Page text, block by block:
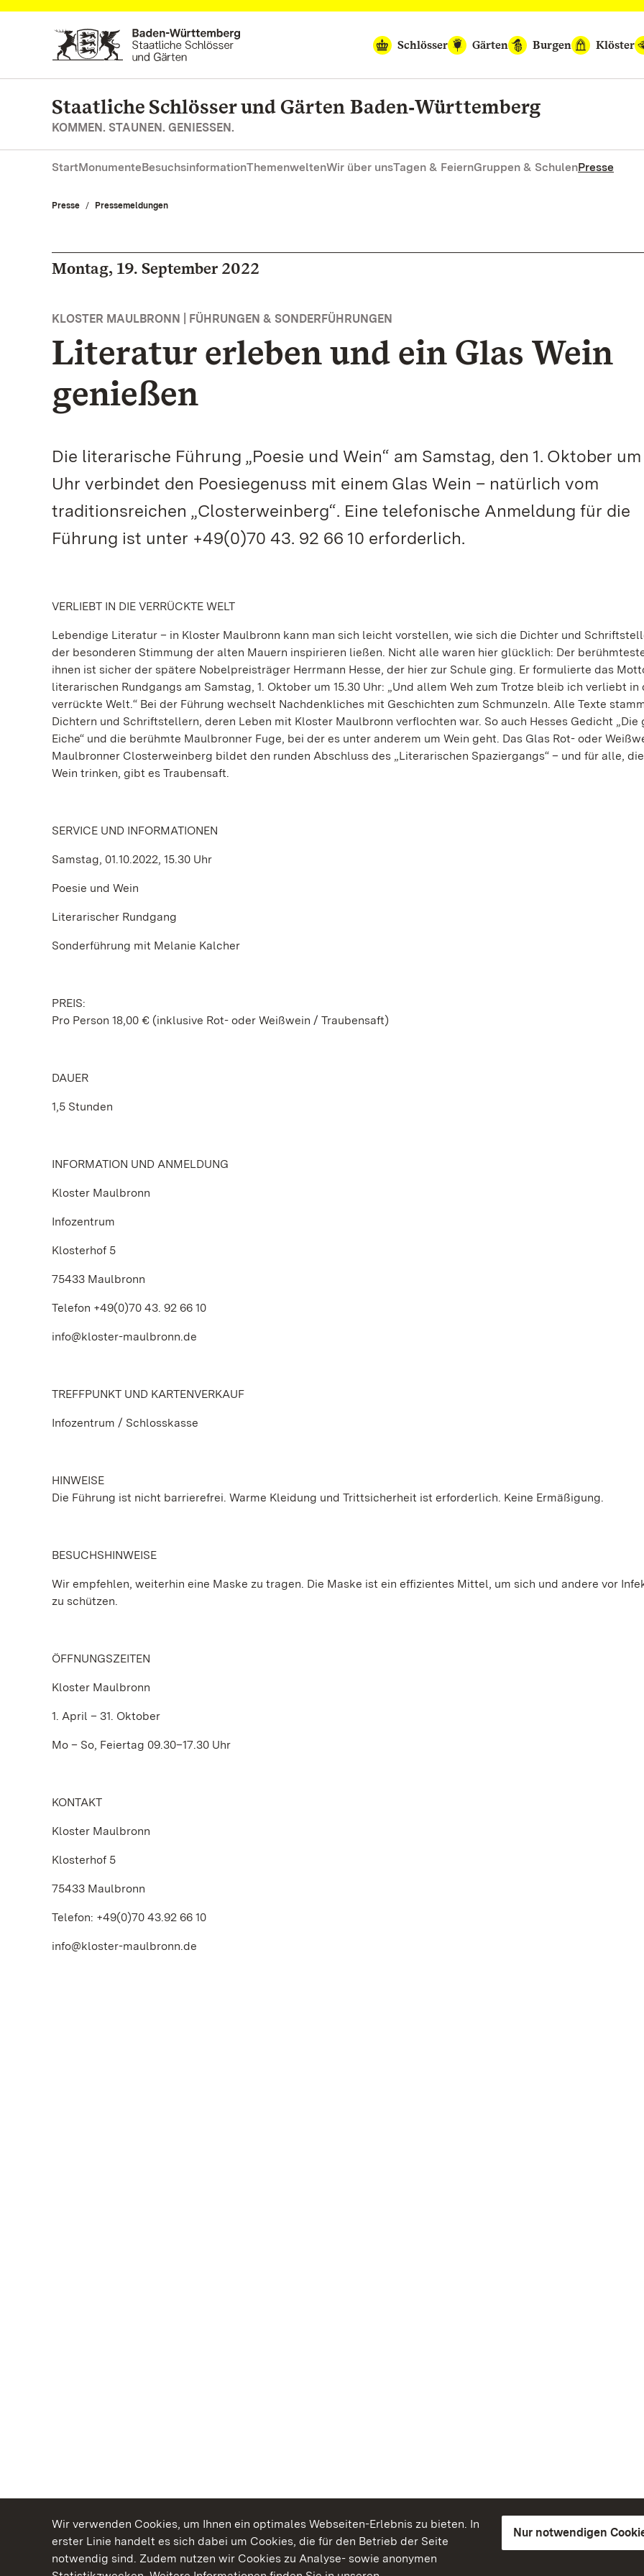
Wir verwenden Cookies, um Ihnen ein optimales Webseiten-Erlebnis zu bieten. In
erster Linie handelt es sich dabei um Cookies, die für den Betrieb der Seite
notwendig sind. Zudem nutzen wir Cookies zu Analyse- sowie anonymen
Nur notwendigen
Zum Hauptinhalt springen
Schlösser
Gärten Burgen Klöster
Staatliche Schlösser und Gärten Baden‑Württemberg
KOMMEN. STAUNEN. GENIESSEN.
StartMonumenteBesuchsinformationThemenweltenWir über unsTagen & FeiernGruppen & SchulenPresse
Presse Pressemeldungen
Montag, 19. September 2022
KLOSTER MAULBRONN | FÜHRUNGEN & SONDERFÜHRUNGEN
Literatur erleben und ein Glas Wein
genießen
Die literarische Führung „Poesie und Wein“ am Samstag, den 1. Oktober um
Uhr verbindet den Poesiegenuss mit einem Glas Wein – natürlich vom
traditionsreichen „Closterweinberg“. Eine telefonische Anmeldung für die
Führung ist unter +49(0)70 43. 92 66 10 erforderlich.
VERLIEBT IN DIE VERRÜCKTE WELT
Lebendige Literatur – in Kloster Maulbronn kann man sich leicht vorstellen, wie sich die Dichter und
der besonderen Stimmung der alten Mauern inspirieren ließen. Nicht alle waren hier glücklich: Der
ihnen ist sicher der spätere Nobelpreisträger Herrmann Hesse, der hier zur Schule ging. Er formulierte das
literarischen Rundgangs am Samstag, 1. Oktober um 15.30 Uhr: „Und allem Weh zum Trotze bleib ich verliebt in
verrückte Welt.“ Bei der Führung wechselt Nachdenkliches mit Geschichten zum Schmunzeln. Alle Texte
Dichtern und Schriftstellern, deren Leben mit Kloster Maulbronn verflochten war. So auch Hesses Gedicht „Die
Eiche“ und die berühmte Maulbronner Fuge, bei der es unter anderem um Wein geht. Das Glas Rot- oder
Maulbronner Closterweinberg bildet den runden Abschluss des „Literarischen Spaziergangs“ – und für alle,
Wein trinken, gibt es Traubensaft.
SERVICE UND INFORMATIONEN
Samstag, 01.10.2022, 15.30 Uhr
Poesie und Wein
Literarischer Rundgang
Sonderführung mit Melanie Kalcher
PREIS:
Pro Person 18,00 € (inklusive Rot- oder Weißwein / Traubensaft)
DAUER
1,5 Stunden
INFORMATION UND ANMELDUNG
Kloster Maulbronn
Infozentrum
Klosterhof 5
75433 Maulbronn
Telefon +49(0)70 43. 92 66 10
info@kloster-maulbronn.de
TREFFPUNKT UND KARTENVERKAUF
Infozentrum / Schlosskasse
HINWEISE
Die Führung ist nicht barrierefrei. Warme Kleidung und Trittsicherheit ist erforderlich. Keine Ermäßigung.
BESUCHSHINWEISE
Wir empfehlen, weiterhin eine Maske zu tragen. Die Maske ist ein effizientes Mittel, um sich und andere vor
zu schützen.
ÖFFNUNGSZEITEN
Kloster Maulbronn
1. April – 31. Oktober
Mo – So, Feiertag 09.30–17.30 Uhr
KONTAKT
Kloster Maulbronn
Klosterhof 5
75433 Maulbronn
Telefon: +49(0)70 43.92 66 10
info@kloster-maulbronn.de